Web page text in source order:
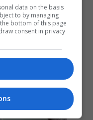
data on the basis
to by managing
bottom of this page
consent in privacy